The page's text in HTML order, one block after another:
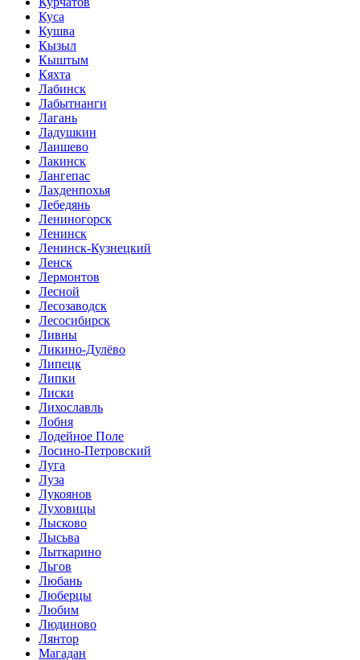
Куса
Кушва
Кызыл
Кыштым
Кяхта
Лабинск
Лабытнанги
Лагань
Ладушкин
Лаишево
Лакинск
Лангепас
Лахденпохья
Лебедянь
Лениногорск
Ленинск
Ленинск-Кузнецкий
Ленск
Лермонтов
Лесной
Лесозаводск
Лесосибирск
Ливны
Ликино-Дулёво
Липецк
Липки
Лиски
Лихославль
Лобня
Лодейное Поле
Лосино-Петровский
Луга
Луза
Лукоянов
Луховицы
Лысково
Лысьва
Лыткарино
Льгов
Любань
Люберцы
Любим
Людиново
Лянтор
Магадан